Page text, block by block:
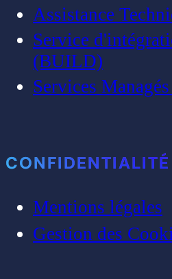
Assistance
Service
(BUILD)
Services
CONFIDENTIALITÉ
Mentions légales
Gestion des